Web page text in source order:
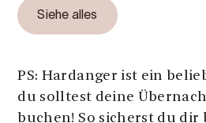
Siehe alles
PS: Hardanger ist ein
du solltest deine
buchen! So sicherst du dir